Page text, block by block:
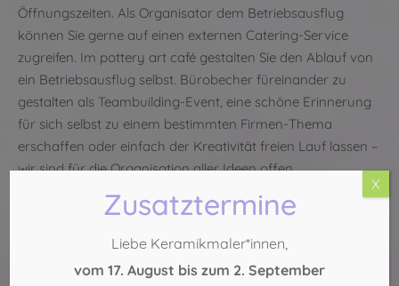
Öffnungszeiten. Als Organisator dem Betriebsausflug
können Sie gerne auf einen externen Catering-Service
zugreifen. Im pottery art café gestalten Sie den Ablauf von
ein Betriebsausflug selbst. Bürobecher füreinander zu
gestalten als Teambuilding-Event, eine schöne Erinnerung
für sich selbst zu einem bestimmten Firmen-Thema
erschaffen oder einfach der Kreativität freien Lauf lassen –
wir sind für die Organisation aller Ideen offen.
Jetzt freie Zeiten anfragen
0221 – 271 75 69
Zusatztermine
Liebe Keramikmaler*innen,
vom 17. August bis zum 2. September
X